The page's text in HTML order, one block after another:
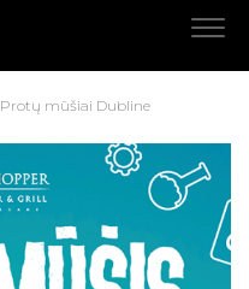
Protų mūšiai Dubline